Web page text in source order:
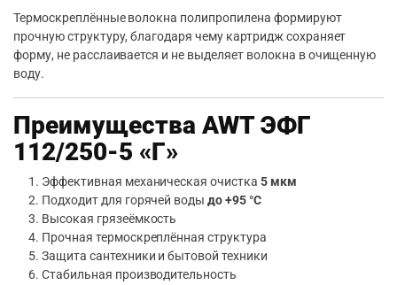
Термоскреплённые волокна полипропилена формируют
прочную структуру, благодаря чему картридж сохраняет
форму, не расслаивается и не выделяет волокна в очищенную
воду.
Преимущества AWT ЭФГ
112/250-5 «Г»
Эффективная механическая очистка5 мкм
Подходит для горячей водыдо +95 °C
Высокая грязеёмкость
Прочная термоскреплённая структура
Защита сантехники и бытовой техники
Стабильная производительность